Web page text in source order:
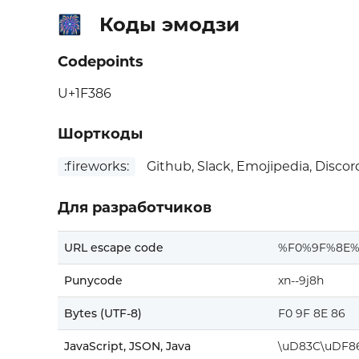
🎆 Коды эмодзи
Codepoints
U+1F386
Шорткоды
:fireworks: Github, Slack, Emojipedia,
Для разработчиков
URL escape code
Punycode xn--9j8h
Bytes (UTF-8) F0 9F 8E 86
JavaScript, JSON, Java